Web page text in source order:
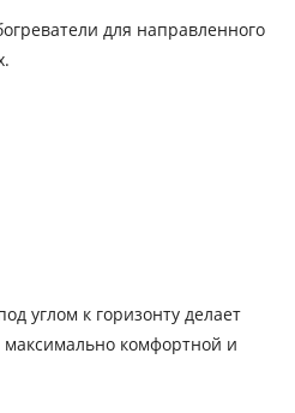
для направленного
углом к горизонту делает
комфортной и